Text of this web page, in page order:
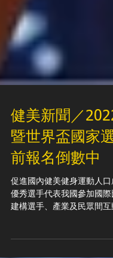
健美新聞／
前報名倒數中